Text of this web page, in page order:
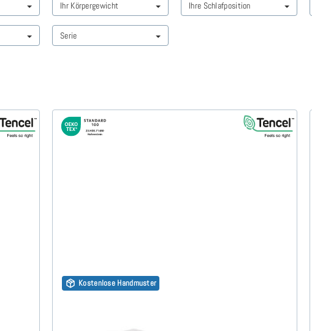
Ihr Körpergewicht Ihre Schlafposition
Serie
Kostenlose Handmuster